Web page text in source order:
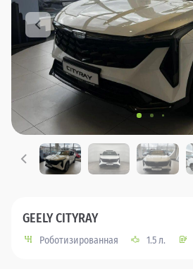
GEELY CITYRAY
Роботизированная 1.5 л.